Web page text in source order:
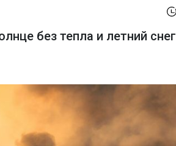
без тепла и летний снег